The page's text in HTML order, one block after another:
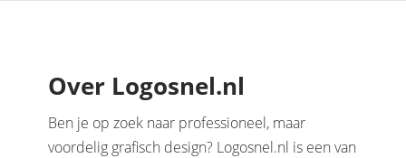
Over Logosnel.nl
Ben je op zoek naar professioneel, maar
voordelig grafisch design? Logosnel.nl is een van